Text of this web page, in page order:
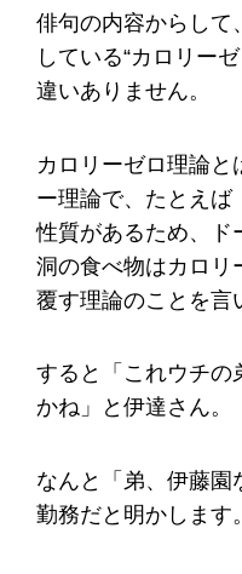
俳句の内容からして
している“カロリー
違いありません。
カロリーゼロ理論と
ー理論で、たとえば
性質があるため、ド
洞の食べ物はカロリ
覆す理論のことを言
すると「これウチの
かね」と伊達さん。
なんと「弟、伊藤園
勤務だと明かします。